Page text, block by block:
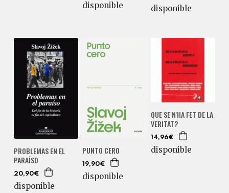
disponible disponible
PROBLEMAS EN EL
PARAÍSO
20,90€
disponible
PUNTO CERO
19,90€
disponible
QUE SE N'HA FET DE LA
VERITAT?
14,96€
disponible